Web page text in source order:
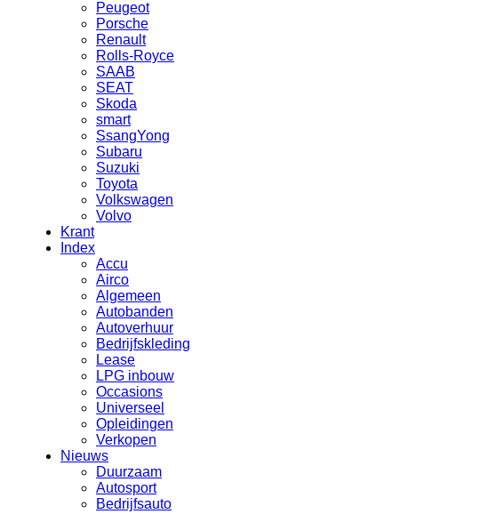
Peugeot
Porsche
Renault
Rolls-Royce
SAAB
SEAT
Skoda
smart
SsangYong
Subaru
Suzuki
Toyota
Volkswagen
Volvo
Krant
Index
Accu
Airco
Algemeen
Autobanden
Autoverhuur
Bedrijfskleding
Lease
LPG inbouw
Occasions
Universeel
Opleidingen
Verkopen
Nieuws
Duurzaam
Autosport
Bedrijfsauto